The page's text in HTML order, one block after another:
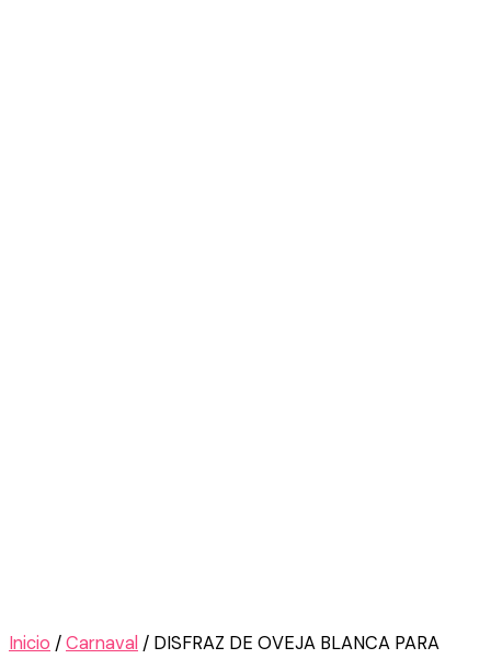
Inicio /Carnaval / DISFRAZ DE OVEJA BLANCA PARA